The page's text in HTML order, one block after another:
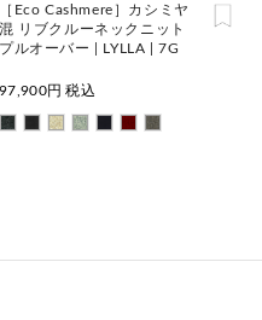
［Eco Cashmere］カシミヤ
混 リブクルーネックニット
プルオーバー | LYLLA | 7G
97,900円 税込